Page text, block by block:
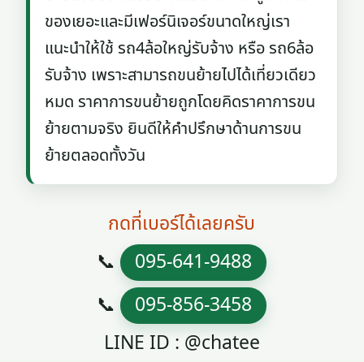
ของเยอะและมีเฟอร์นิเจอร์ขนาดใหญ่เรา
แนะนำให้ใช้ รถ4ล้อใหญ่รับจ้าง หรือ รถ6ล้อ
รับจ้าง เพราะสามารถขนย้ายไปได้เที่ยวเดียว
หมด ราคาการขนย้ายถูกโดยคิดราคาการขน
ย้ายตามจริง ยินดีให้คำปรึกษาด้านการขน
ย้ายตลอดทั้งวัน
กดที่เบอร์ได้เลยครับ
📞 095-641-9488
📞 095-856-3458
LINE ID : @chatee